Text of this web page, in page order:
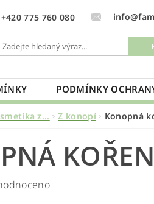
+420 775 760 080
PODMÍNKY
z... Z konopí Konopná